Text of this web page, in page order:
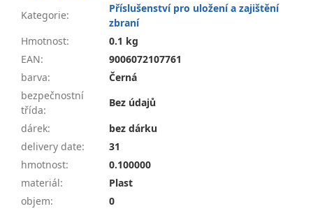
Kategorie:
Příslušenství pro uložení a zajištění
zbraní
Hmotnost:
0.1 kg
EAN:
9006072107761
barva:
Černá
bezpečnostní
třída:
Bez údajů
dárek:
bez dárku
delivery date:
31
hmotnost:
0.100000
materiál:
Plast
objem:
0